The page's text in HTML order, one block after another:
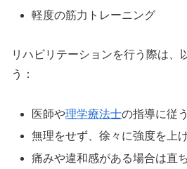
軽度の筋力トレーニング
リハビリテーションを行う際は、
う：
医師や理学療法士の指導に従う
無理をせず、徐々に強度を上
痛みや違和感がある場合は直